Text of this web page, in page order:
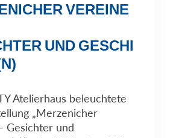
VEREINE
UND GESCHI
Atelierhaus beleuchtete
„Merzenicher
Gesichter und